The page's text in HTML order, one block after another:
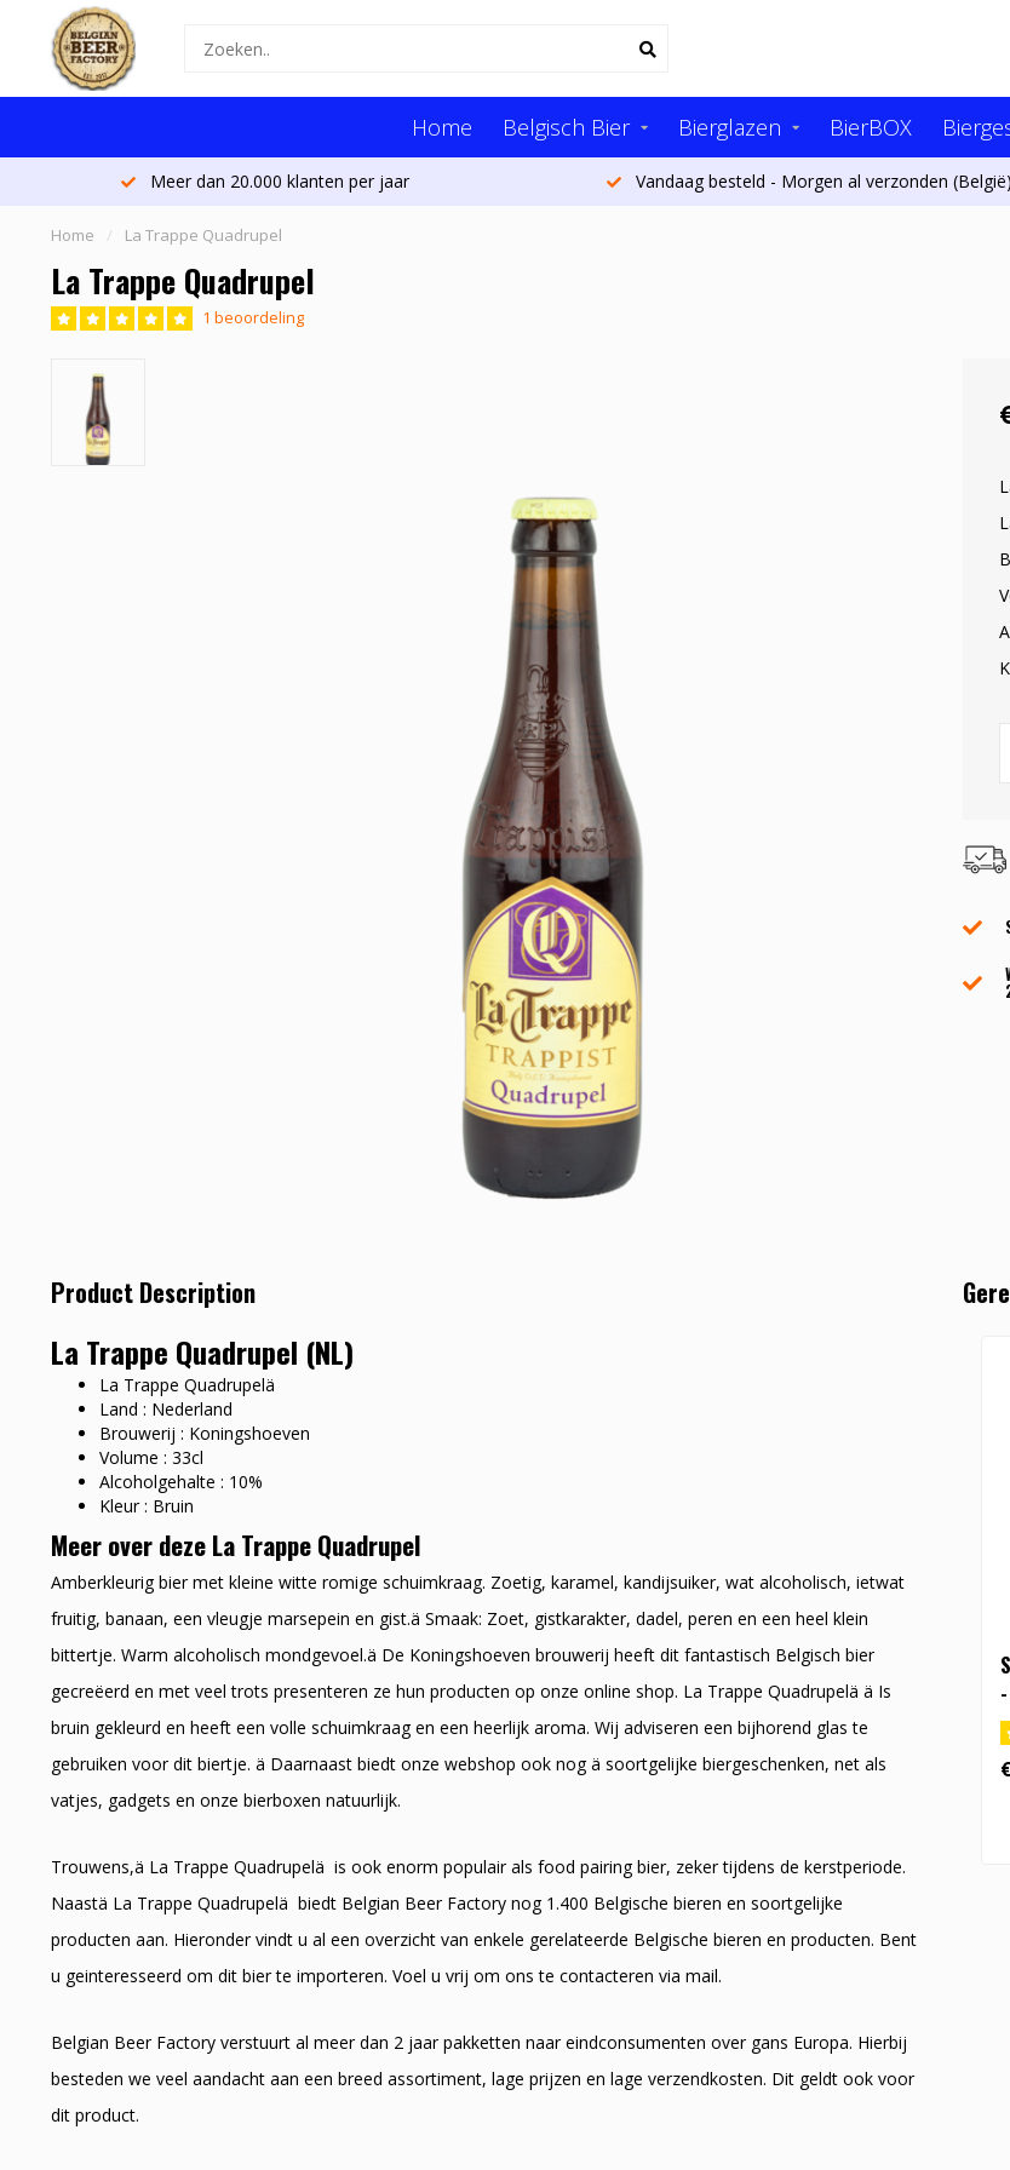
Home Belgisch Bier Bierglazen BierBOX
Meer dan 20.000 klanten per jaar Vandaag besteld - Morgen al verzonden
Home / La Trappe Quadrupel
La Trappe Quadrupel
1 beoordeling
Product Description
La Trappe Quadrupel (NL)
La Trappe Quadrupelä
Land : Nederland
Brouwerij : Koningshoeven
Volume : 33cl
Alcoholgehalte : 10%
Kleur : Bruin
Meer over deze La Trappe Quadrupel
Amberkleurig bier met kleine witte romige schuimkraag. Zoetig, karamel, kandijsuiker, wat alcoholisch, ietwat
fruitig, banaan, een vleugje marsepein en gist.ä Smaak: Zoet, gistkarakter, dadel, peren en een heel klein
bittertje. Warm alcoholisch mondgevoel.ä De Koningshoeven brouwerij heeft dit fantastisch Belgisch bier
gecreëerd en met veel trots presenteren ze hun producten op onze online shop. La Trappe Quadrupelä ä Is
bruin gekleurd en heeft een volle schuimkraag en een heerlijk aroma. Wij adviseren een bijhorend glas te
gebruiken voor dit biertje. ä Daarnaast biedt onze webshop ook nog ä soortgelijke biergeschenken, net als
vatjes, gadgets en onze bierboxen natuurlijk.
Trouwens,ä La Trappe Quadrupelä is ook enorm populair als food pairing bier, zeker tijdens de kerstperiode.
Naastä La Trappe Quadrupelä biedt Belgian Beer Factory nog 1.400 Belgische bieren en soortgelijke
producten aan. Hieronder vindt u al een overzicht van enkele gerelateerde Belgische bieren en producten. Bent
u geinteresseerd om dit bier te importeren. Voel u vrij om ons te contacteren via mail.
Belgian Beer Factory verstuurt al meer dan 2 jaar pakketten naar eindconsumenten over gans Europa. Hierbij
besteden we veel aandacht aan een breed assortiment, lage prijzen en lage verzendkosten. Dit geldt ook voor
dit product.